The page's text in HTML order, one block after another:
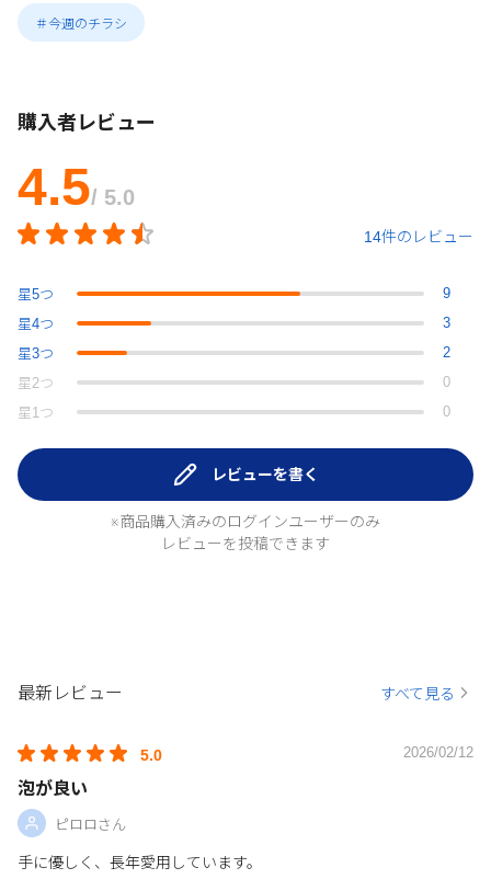
＃今週のチラシ
購入者レビュー
4.5/ 5.0
14件のレビュー
星5つ
9
星4つ
3
星3つ
2
星 2つ
0
星 1つ 0
レビューを書く
※商品購入済みのログインユーザーのみ
レビューを投稿できます
最新レビュー すべて見る
5.0 2026/02/12
泡が良い
ピロロさん
手に優しく、長年愛用しています。